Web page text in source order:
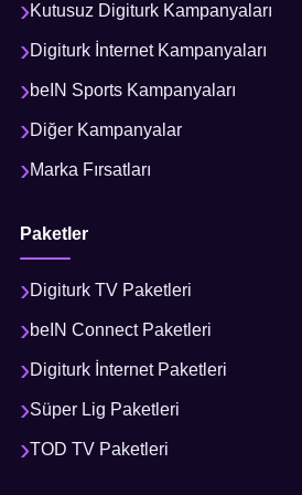
Kutusuz Digiturk Kampanyaları
Digiturk İnternet Kampanyaları
beIN Sports Kampanyaları
Diğer Kampanyalar
Marka Fırsatları
Paketler
Digiturk TV Paketleri
beIN Connect Paketleri
Digiturk İnternet Paketleri
Süper Lig Paketleri
TOD TV Paketleri